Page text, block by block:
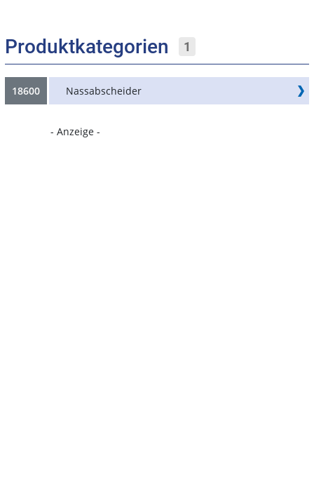
Produktkategorien 1
18600 Nassabscheider
- Anzeige -